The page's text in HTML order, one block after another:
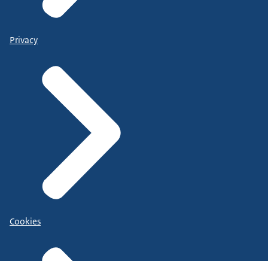
Privacy
Cookies